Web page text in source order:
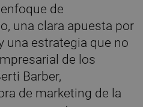
de
una clara apuesta por
una estrategia que no
de los
Barber,
de marketing de la